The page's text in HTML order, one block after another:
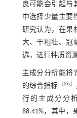
良可能会引起与
中选择少量主要
研究认为，在果
大、干粗壮、冠
选，进行种质资
主成分分析能将
的综合指标
26］
行的主成分分
88.41%，其中